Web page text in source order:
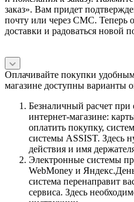
заказ». Вам придет
почту или через СМС. Теперь
доставки и радоваться новой
Оплачивайте покупки
магазине доступны варианты
Безналичный расчет
интернет-магазине:
оплатить покупку,
системы ASSIST. Здесь
действия и имя
Электронные системы
WebMoney и
система перенаправит
сервиса. Здесь